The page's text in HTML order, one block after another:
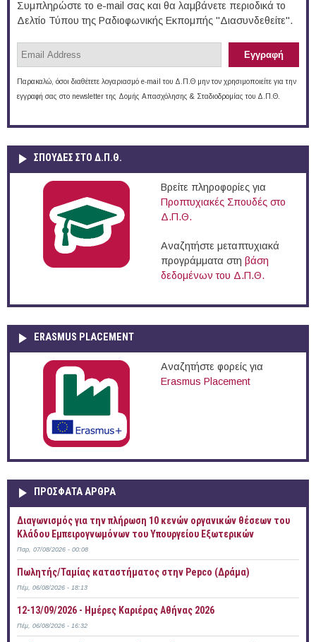
Συμπληρώστε το e-mail σας και θα λαμβάνετε περιοδικά το
Δελτίο Τύπου της Ραδιοφωνικής Εκπομπής "Διασυνδεθείτε".
Παρακαλώ, όσοι διαθέτετε λογαριασμό e-mail του Δ.Π.Θ μην τον χρησιμοποιείτε για την
εγγραφή σας στο newsletter της Δομής Απασχόλησης & Σταδιοδρομίας του Δ.Π.Θ.
ΣΠΟΥΔΈΣ ΣΤΟ Δ.Π.Θ.
Βρείτε πληροφορίες για
Προπτυχιακές Σπουδές στο
Δ.Π.Θ.
Αναζητήστε μεταπτυχιακά
προγράμματα στη βάση
δεδομένων του Δ.Π.Θ.
ERASMUS PLACEMENT
Αναζητήστε φορείς για
Erasmus Placement
ΠΡOΣΦΑΤΑ AΡΘΡΑ
Διαγωνισμός για την πλήρωση 10 κενών οργανικών θέσεων του
Κλάδου Εμπειρογνωμόνων του Υπουργείου Εξωτερικών
Παρ, 07/08/2026 - 00:08
Πωλητής/Ταμίας καταστήματος στην Pepco (Δράμα)
Πέμ, 06/08/2026 - 18:13
12-13/09/2026 - Ημέρες Καριέρας Αθήνας 2026
Πέμ, 06/08/2026 - 16:32